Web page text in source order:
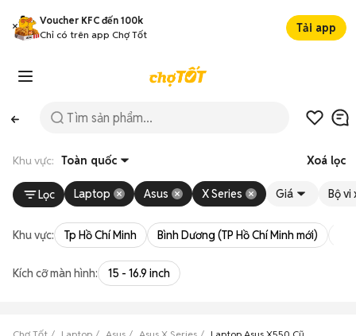
Voucher KFC đến 100k
Chỉ có trên app Chợ Tốt
Tải app
Khu vực: Toàn quốc Xoá lọc
Lọc Laptop Asus X Series Giá Bộ vi
Khu vực: Tp Hồ Chí Minh Bình Dương (TP Hồ Chí Minh mới)
Kích cỡ màn hình: 15 - 16.9 inch